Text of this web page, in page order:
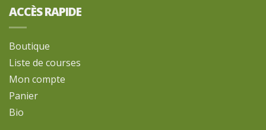
ACCÈS RAPIDE
Boutique
Liste de courses
Mon compte
Panier
Bio